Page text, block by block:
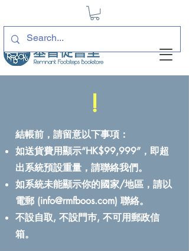
!
結帳前，請留意以下事項：
如送貨費用顯示“HK$99,999”，即超
出系統預設重量，請聯絡我們。
如系統未能顯示你的國家/地區，請以
電郵 (info@rmfboos.com) 聯絡。
不設自取, 不設門巿, 不可用郵政信
箱。